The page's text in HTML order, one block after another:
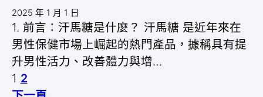
2025 年 1 月 1 日
1. 前言：汗馬糖是什麼？ 汗馬糖 是近年來在
男性保健市場上崛起的熱門產品，據稱具有提
升男性活力、改善體力與增…
1 2